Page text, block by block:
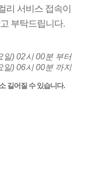
리 서비스 접속이
부탁드립니다.
일) 02시 00분 부터
일) 06시 00분 까지
길어질 수 있습니다.